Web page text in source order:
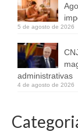
5 de agosto de 2026
administrativas
4 de agosto de 2026